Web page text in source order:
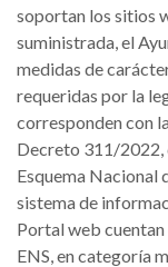
soportan los sitios
suministrada, el
medidas de
requeridas por la
corresponden con
Decreto 311/2022,
Esquema Nacional
sistema de
Portal web
ENS, en categoría